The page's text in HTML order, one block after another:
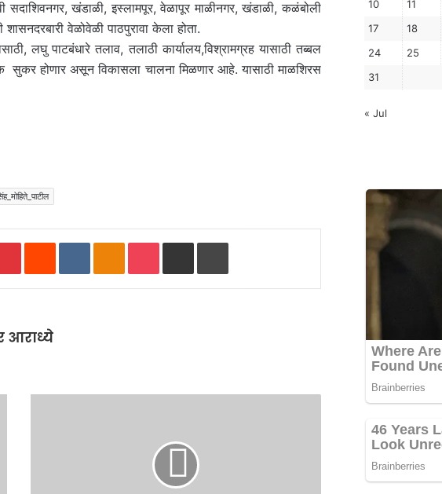
सदाशिवनगर, खंडाळी, इस्लामपूर, वेळापूर माळीनगर, खंडाळी, कळंबोली
शासनदरबारी वेळोवेळी पाठपुरावा केला होता.
लघु पाटबंधारे तलाव, तलाठी कार्यालय,विश्रामग्रह यासाठी तब्बल
होणार असून विकासला चालना मिळणार आहे. यासाठी माळशिरस
PinterestReddit VKontakteOdnoklassniki
PocketShare via Email Print
आराध्ये
10
11
17
18
24
25
31
« Jul